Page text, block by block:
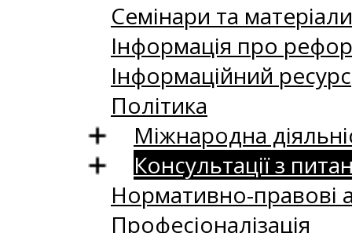
Семінари та
Інформація про
Інформаційний ресурс
Політика
Міжнародна
Консультації з
Нормативно-правові
Професіоналізація